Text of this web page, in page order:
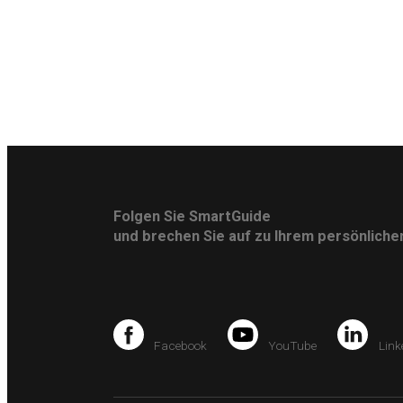
Folgen Sie SmartGuide
und brechen Sie auf zu Ihrem
Facebook YouTube